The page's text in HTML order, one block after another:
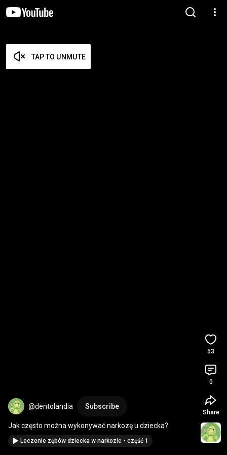
TAP TO UNMUTE
@dentolandia Subscribe
Jak często można wykonywać narkozę u dziecka?
Leczenie zębów dziecka w narkozie - część 1
53
0
Share